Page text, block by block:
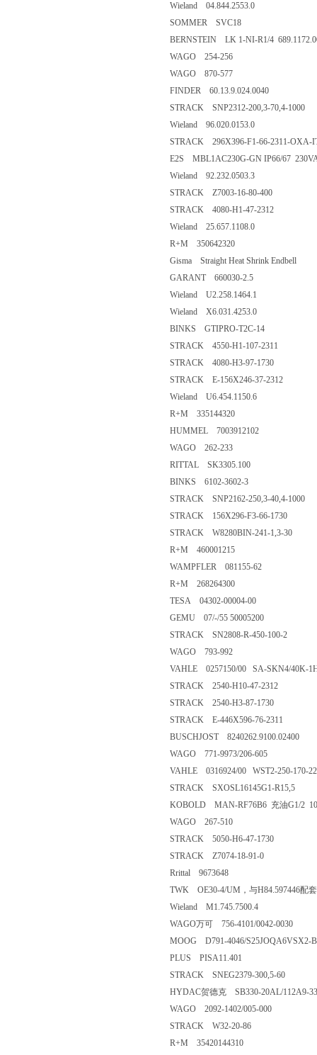
Wieland 04.844.2553.0
SOMMER SVC18
BERNSTEIN LK 1-NI-R1/4
WAGO 254-256
WAGO 870-577
FINDER 60.13.9.024.0040
STRACK SNP2312-200,3-70,4-1000
Wieland 96.020.0153.0
STRACK 296X396-F1-66-2311-OXA-
E2S MBL1AC230G-GN IP66/67
Wieland 92.232.0503.3
STRACK Z7003-16-80-400
STRACK 4080-H1-47-2312
Wieland 25.657.1108.0
R+M 350642320
Gisma Straight Heat Shrink Endbell
GARANT 660030-2.5
Wieland U2.258.1464.1
Wieland X6.031.4253.0
BINKS GTIPRO-T2C-14
STRACK 4550-H1-107-2311
STRACK 4080-H3-97-1730
STRACK E-156X246-37-2312
Wieland U6.454.1150.6
R+M 335144320
HUMMEL 7003912102
WAGO 262-233
RITTAL SK3305.100
BINKS 6102-3602-3
STRACK SNP2162-250,3-40,4-1000
STRACK 156X296-F3-66-1730
STRACK W8280BIN-241-1,3-30
R+M 460001215
WAMPFLER 081155-62
R+M 268264300
TESA 04302-00004-00
GEMU 07/-/55 50005200
STRACK SN2808-R-450-100-2
WAGO 793-992
VAHLE 0257150/00 SA-SKN4/40K-
STRACK 2540-H10-47-2312
STRACK 2540-H3-87-1730
STRACK E-446X596-76-2311
BUSCHJOST 8240262.9100.02400
WAGO 771-9973/206-605
VAHLE 0316924/00 WST2-250-170-
STRACK SXOSL16145G1-R15,5
KOBOLD MAN-RF76B6 充油G1/2
WAGO 267-510
STRACK 5050-H6-47-1730
STRACK Z7074-18-91-0
Rrittal 9673648
TWK OE30-4/UM，与H84.597446配套
Wieland M1.745.7500.4
WAGO万可 756-4101/0042-0030
MOOG D791-4046/S25JOQA6VSX2-B
PLUS PISA11.401
STRACK SNEG2379-300,5-60
HYDAC贺德克 SB330-20AL/112A9-
WAGO 2092-1402/005-000
STRACK W32-20-86
R+M 35420144310